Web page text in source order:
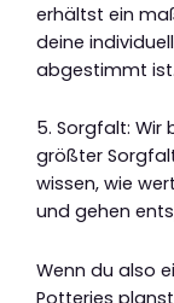
erhältst ein
deine
abgestimmt ist.
5. Sorgfalt: Wir
größter
wissen, wie
und gehen
Wenn du also
Potteries